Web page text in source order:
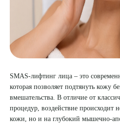
SMAS-лифтинг лица – это
которая позволяет подтянуть кожу
вмешательства. В отличие от
процедур, воздействие происходит
кожи, но и на глубокий мышечно-